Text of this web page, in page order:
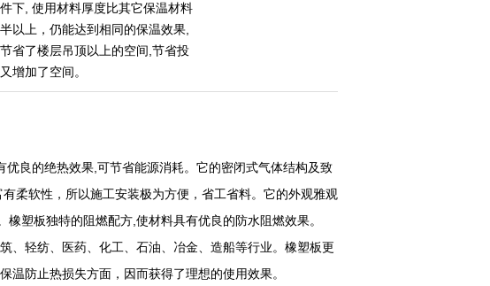
下, 使用材料厚度比其它保温材料
以上，仍能达到相同的保温效果,
省了楼层吊顶以上的空间,节省投
增加了空间。
良的绝热效果,可节省能源消耗。它的密闭式气体结构及致
柔软性，所以施工安装极为方便，省工省料。它的外观雅观
塑板独特的阻燃配方,使材料具有优良的防水阻燃效果。
、轻纺、医药、化工、石油、冶金、造船等行业。橡塑板更
防止热损失方面，因而获得了理想的使用效果。